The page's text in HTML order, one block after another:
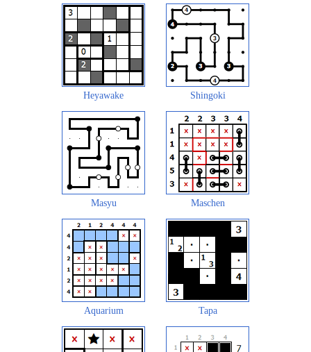
Heyawake Shingoki
Masyu Maschen
Aquarium Tapa